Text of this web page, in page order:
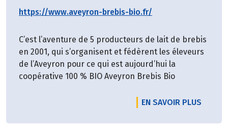
https://www.aveyron-brebis-bio.fr/
C’est l’aventure de 5 producteurs de lait de brebis
en 2001, qui s’organisent et fédèrent les éleveurs
de l’Aveyron pour ce qui est aujourd’hui la
coopérative 100 % BIO Aveyron Brebis Bio
EN SAVOIR PLUS